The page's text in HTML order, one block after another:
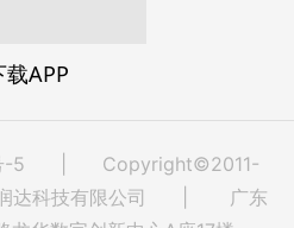
载APP
-5 | Copyright©2011-
科技有限公司 | 广东